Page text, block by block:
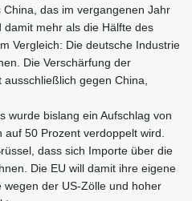
das im vergangenen Jahr
damit mehr als die Hälfte des
Vergleich: Die deutsche Industrie
Die Verschärfung der
gegen China,
wurde bislang ein Aufschlag von
50 Prozent verdoppelt wird.
dass sich Importe über die
Die EU will damit ihre eigene
der US-Zölle und hoher